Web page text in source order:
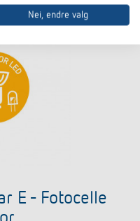
E - Fotocelle
Nei, endre valg